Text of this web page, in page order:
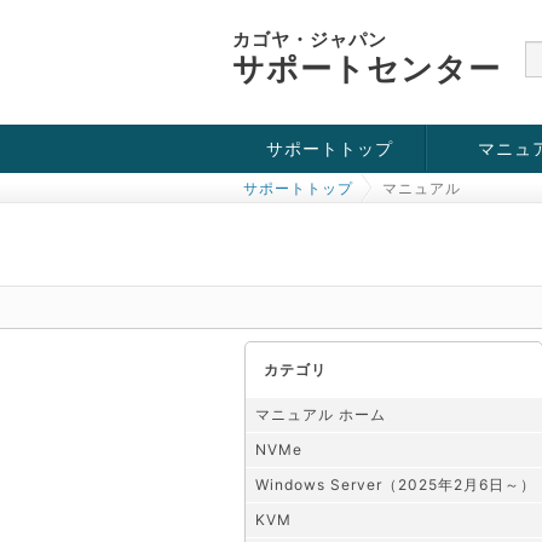
カゴヤ・ジャパン
サポートセンター
サポートトップ
お役立ち情報
チュートリアル
障害・メンテナンス情報
マニュ
KVM
OpenVZ
Windows
SSH接続
ドメイン
SSL
サポートトップ マニュアル
カテゴリ
マニュアル ホーム
NVMe
Windows Server（2025年2月6日～）
KVM